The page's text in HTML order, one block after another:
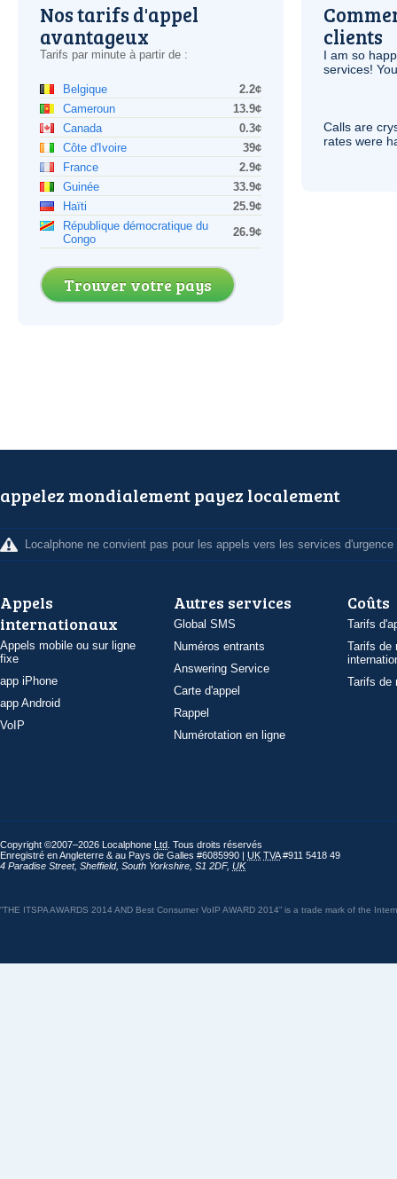
Nos tarifs d'appel
avantageux
Tarifs par minute à partir de :
Belgique
2.2¢
Cameroun
13.9¢
Canada
0.3¢
Côte d'Ivoire
39¢
France
2.9¢
Guinée
33.9¢
Haïti
25.9¢
République démocratique du
Congo
26.9¢
Trouver votre pays
clients
I am so
services!
Calls are
rates were
appelez mondialement payez localement
Localphone ne convient pas pour les appels vers les services d'urgence
Appels
internationaux
Appels mobile ou sur ligne
fixe
app iPhone
app Android
VoIP
Autres services
Global SMS
Numéros entrants
Answering Service
Carte d'appel
Rappel
Numérotation en ligne
Coûts
Tarifs
Tarifs de
Tarifs de
Copyright ©2007–2026 Localphone Ltd . Tous droits réservés
Enregistré en Angleterre & au Pays de Galles #6085990 | UK TVA#911 5418 49
4 Paradise Street, Sheffield, South Yorkshire S1 2DF, UK
“THE ITSPA AWARDS 2014 AND Best Consumer VoIP AWARD 2014” is a trade mark of the